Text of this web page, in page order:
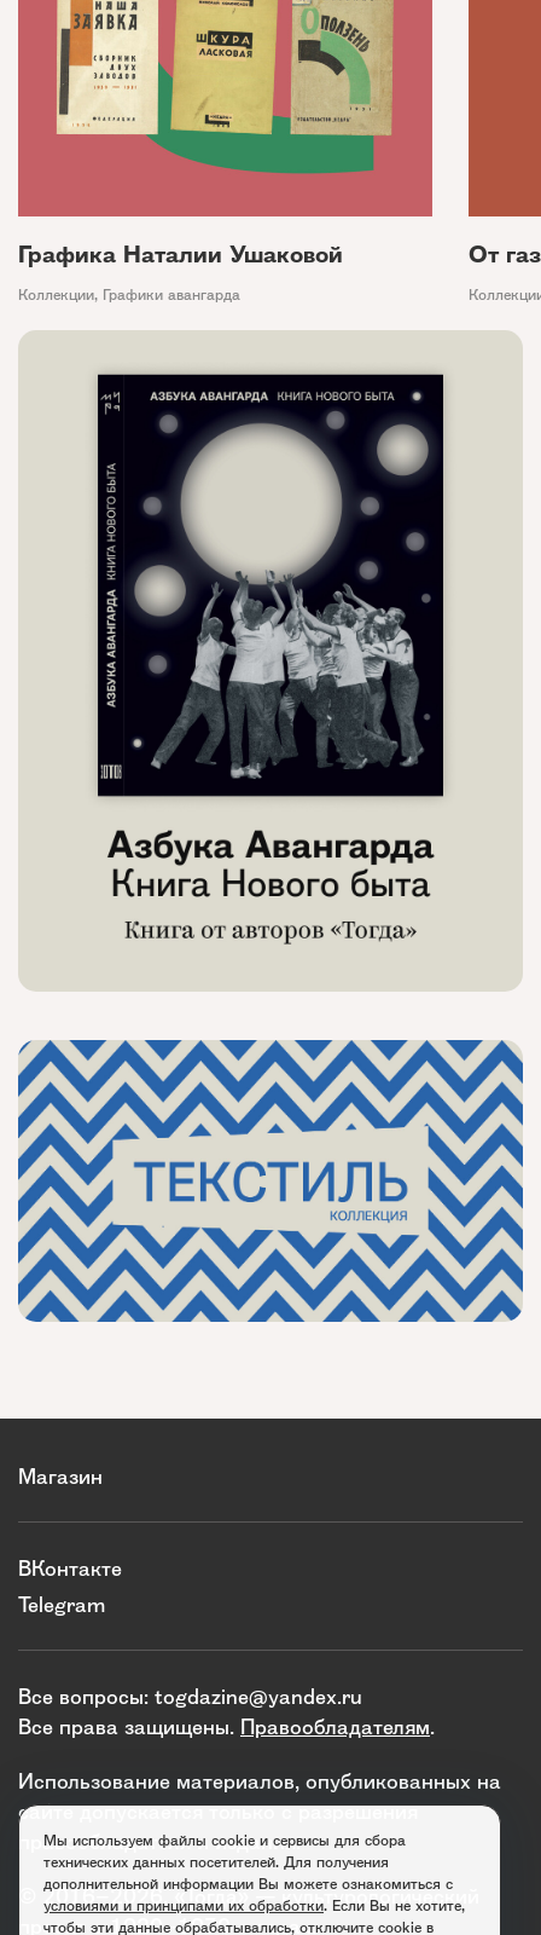
Графика Наталии Ушаковой
Коллекции, Графики авангарда
От
Магазин
ВКонтакте
Telegram
Все вопросы: togdazine@yandex.ru
Все права защищены. Правообладателям.
Использование материалов, опубликованных на
сайте допускается только с разрешения
правообладателя и издания.
© 2016–2026. «Тогда» — культурологический
проект о 1920–1930-х годах.
Мы используем файлы cookie и сервисы для сбора
технических данных посетителей. Для получения
дополнительной информации Вы можете ознакомиться с
условиями и принципами их обработки. Если Вы не хотите,
чтобы эти данные обрабатывались, отключите cookie в